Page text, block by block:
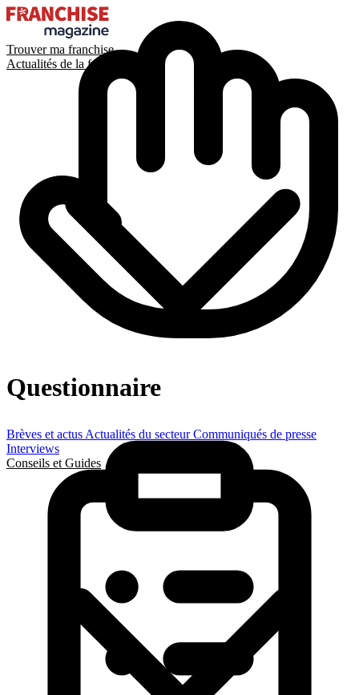
Trouver ma franchise
Actualités de la franchise
Brèves et actus Actualités du secteurCommuniqués de presse
Interviews
Conseils et Guides
Questionnaire